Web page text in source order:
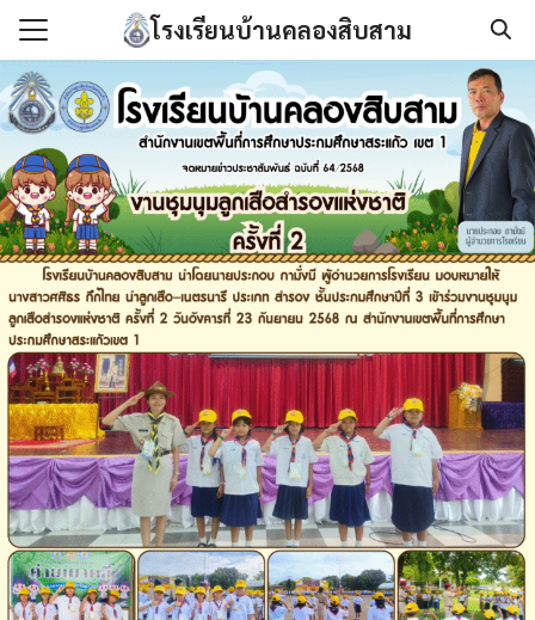
Skip
content
โรงเรียนบ้านคลองสิบสาม
ก
เรา
กันการทุจริต
ลยีสารสนเทศ
กสาร
า
Search
for: